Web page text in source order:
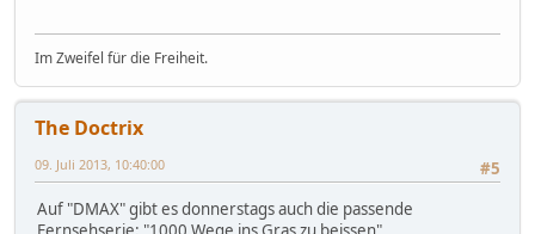
Im Zweifel für die Freiheit.
The Doctrix
#5
09. Juli 2013, 10:40:00
Auf "DMAX" gibt es donnerstags auch die passende